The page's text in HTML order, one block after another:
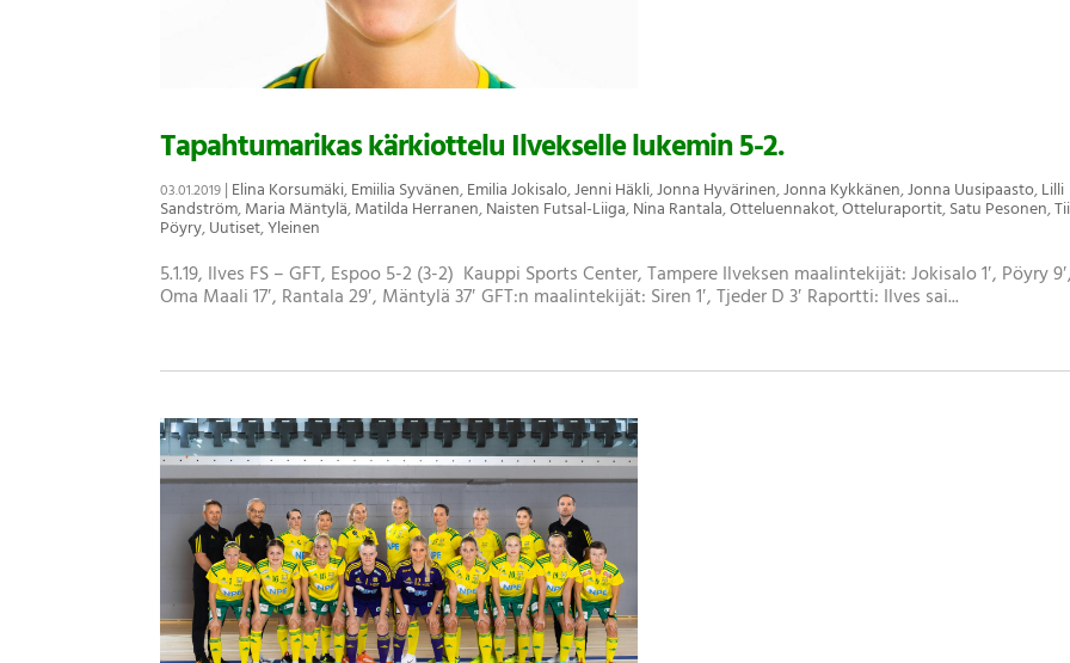
Tapahtumarikas kärkiottelu Ilvekselle lukemin 5-2.
03.01.2019 | Elina Korsumäki,Emiilia Syvänen,Emilia Jokisalo,Jenni Häkli,Jonna Hyvärinen,Jonna Kykkänen,Jonna Uusipaasto,Lilli
Sandström,Maria Mäntylä,Matilda Herranen,Naisten Futsal-Liiga,Nina Rantala,Otteluennakot,Otteluraportit,Satu Pesonen,
Pöyry,Uutiset,Yleinen
5.1.19, Ilves FS – GFT, Espoo 5-2 (3-2) Kauppi Sports Center, Tampere Ilveksen maalintekijät: Jokisalo 1′, Pöyry 9′,
Oma Maali 17′, Rantala 29′, Mäntylä 37′ GFT:n maalintekijät: Siren 1′, Tjeder D 3′ Raportti: Ilves sai...